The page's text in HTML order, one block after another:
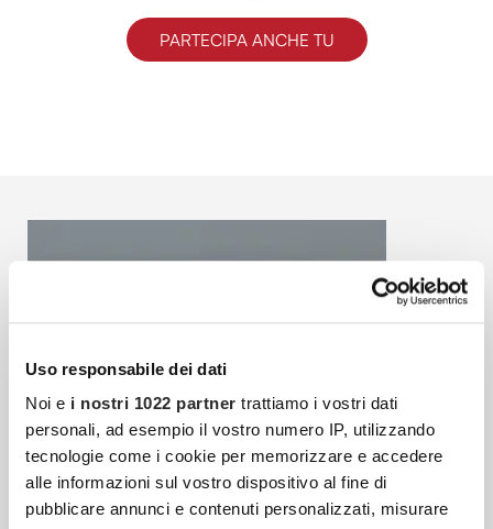
Uso responsabile dei dati
Noi e i nostri 1022 partner trattiamo i vostri dati
personali, ad esempio il vostro numero IP, utilizzando
tecnologie come i cookie per memorizzare e accedere
alle informazioni sul vostro dispositivo al fine di
pubblicare annunci e contenuti personalizzati, misurare
PARTECIPA ANCHE TU